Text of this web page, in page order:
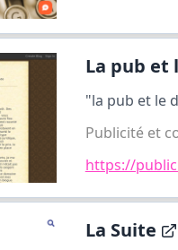
La pub et
"la pub et le
Publicité et
https://
La Suite